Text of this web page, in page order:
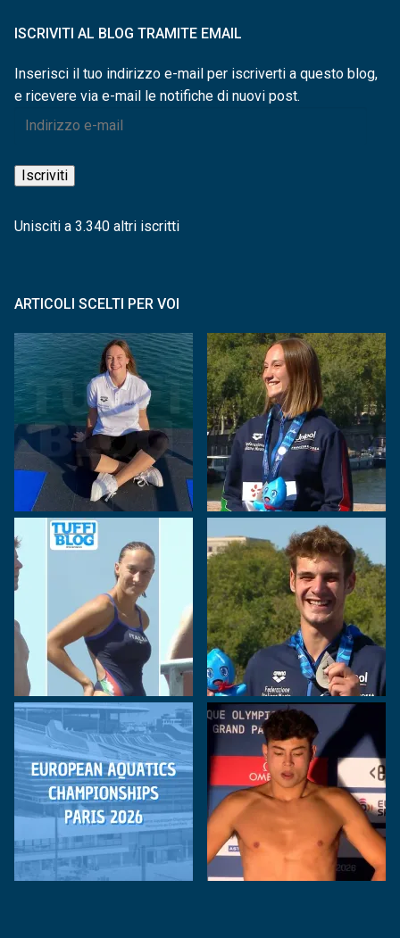
ISCRIVITI AL BLOG TRAMITE EMAIL
Inserisci il tuo indirizzo e-mail per iscriverti a questo blog,
e ricevere via e-mail le notifiche di nuovi post.
Indirizzo
mail
Iscriviti
Unisciti a 3.340 altri iscritti
ARTICOLI SCELTI PER VOI